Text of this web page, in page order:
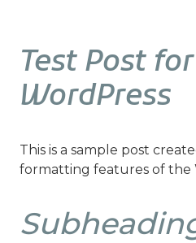
Test Post for
WordPress
This is a sample post
formatting features of the